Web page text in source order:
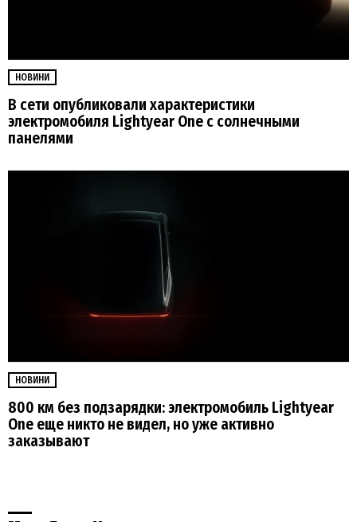
НОВИНИ
В сети опубликовали характеристики
электромобиля Lightyear One с солнечными
панелями
НОВИНИ
800 км без подзарядки: электромобиль Lightyear
One еще никто не видел, но уже активно
заказывают